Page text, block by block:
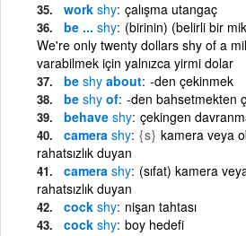
work shy çalışma utangaç
be ... shy (birinin) (belirli bir
We're only twenty dollars shy of a
varabilmek için yalnızca yirmi dolar
be shy about -den çekinmek
be shy of -den bahsetmekten
behave shy çekingen
camera shy {s} kamera veya
rahatsızlık duyan
camera shy (sıfat) kamera
rahatsızlık duyan
cock shy nişan tahtası
cock shy boy hedefi